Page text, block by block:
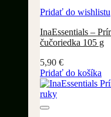
Pridať do wishlistu
InaEssentials –
čučoriedka 105 g
5,90 €
Pridať do košíka